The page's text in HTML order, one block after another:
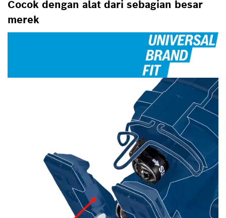
Cocok dengan alat dari sebagian besar
merek